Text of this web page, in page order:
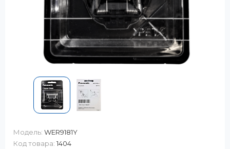
Модель: WER9181Y
Код товара: 1404